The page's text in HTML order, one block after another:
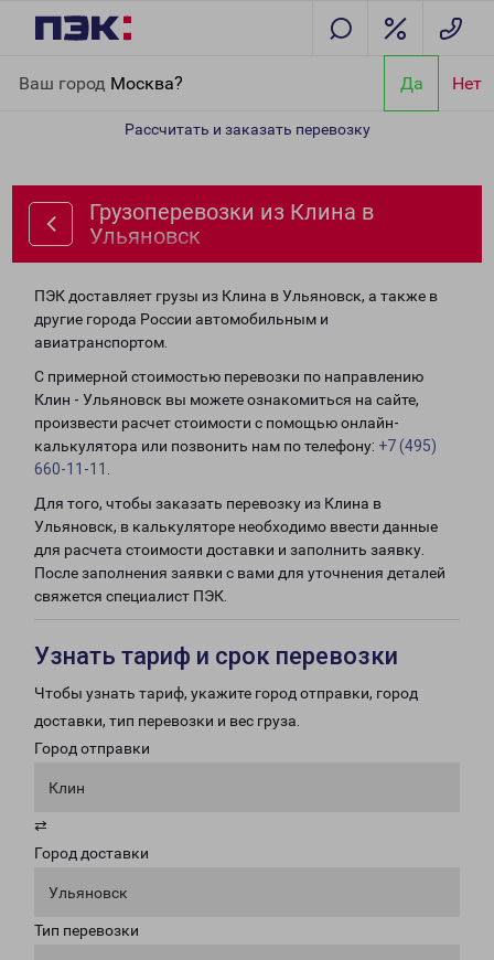
Ваш город Москва? Да Нет
Рассчитать и заказать перевозку
Грузоперевозки из Клина в
Ульяновск
ПЭК доставляет грузы из Клина в Ульяновск, а также в
другие города России автомобильным и
авиатранспортом.
С примерной стоимостью перевозки по направлению
Клин - Ульяновск вы можете ознакомиться на сайте,
произвести расчет стоимости с помощью онлайн-
калькулятора или позвонить нам по телефону: +7 (495)
660-11-11
Для того, чтобы заказать перевозку из Клина в
Ульяновск, в калькуляторе необходимо ввести данные
для расчета стоимости доставки и заполнить заявку.
После заполнения заявки с вами для уточнения деталей
свяжется специалист ПЭК.
Узнать тариф и срок перевозки
Чтобы узнать тариф, укажите город отправки, город
доставки, тип перевозки и вес груза.
Город отправки
Клин
⇄
Город доставки
Ульяновск
Тип перевозки